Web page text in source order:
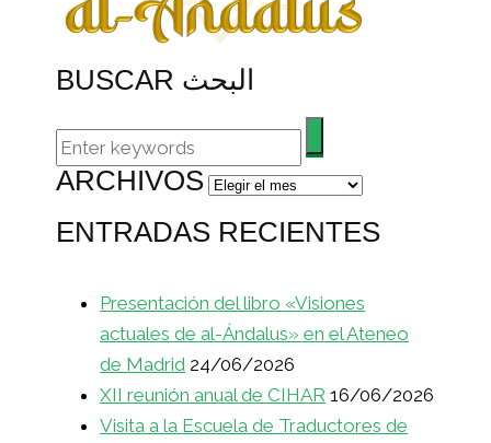
BUSCAR البحث
ARCHIVOS Archivos
ENTRADAS RECIENTES
Presentación del libro «Visiones
actuales de al-Ándalus» en el Ateneo
de Madrid 24/06/2026
XII reunión anual de CIHAR 16/06/2026
Visita a la Escuela de Traductores de